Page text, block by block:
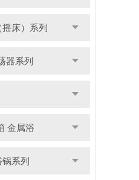
床）系列
器系列
金属浴
系列